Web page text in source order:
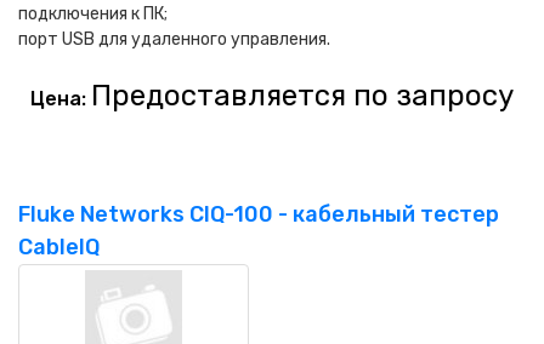
подключения к ПК;
порт USB для удаленного управления.
Цена: Предоставляется по запросу
Fluke Networks CIQ-100 - кабельный тестер
CableIQ